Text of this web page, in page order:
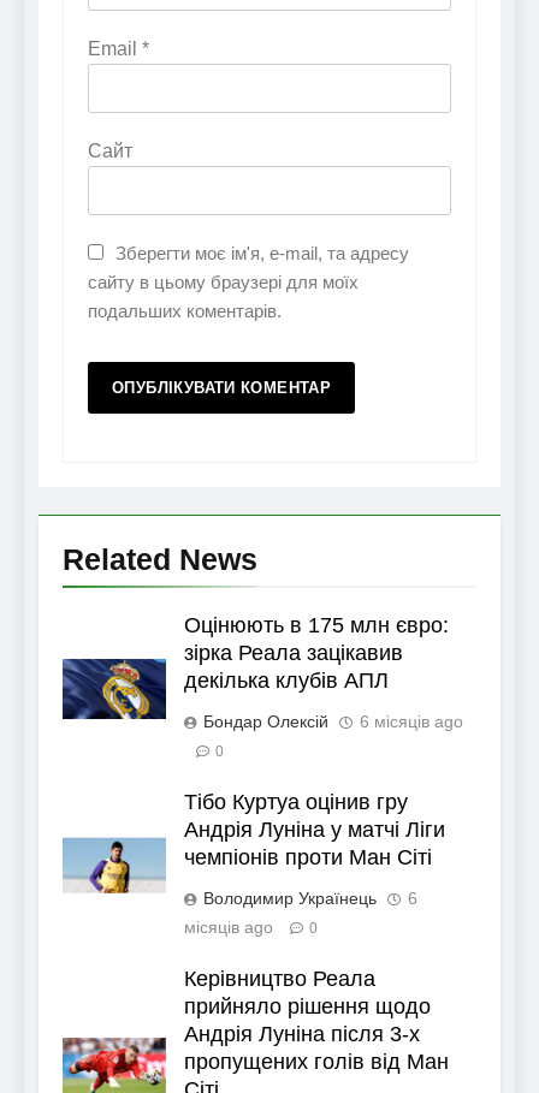
Email *
Сайт
Зберегти моє ім'я, e-mail, та адресу
сайту в цьому браузері для моїх
подальших коментарів.
Related News
Оцінюють в 175 млн євро:
зірка Реала зацікавив
декілька клубів АПЛ
Бондар Олексій 6 місяців ago
0
Тібо Куртуа оцінив гру
Андрія Луніна у матчі Ліги
чемпіонів проти Ман Сіті
Володимир Українець
6
місяців ago
0
Керівництво Реала
прийняло рішення щодо
Андрія Луніна після 3-х
пропущених голів від Ман